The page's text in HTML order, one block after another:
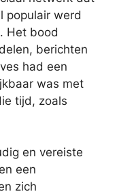
populair werd
Het bood
berichten
had een
was met
tijd, zoals
en vereiste
een
zich